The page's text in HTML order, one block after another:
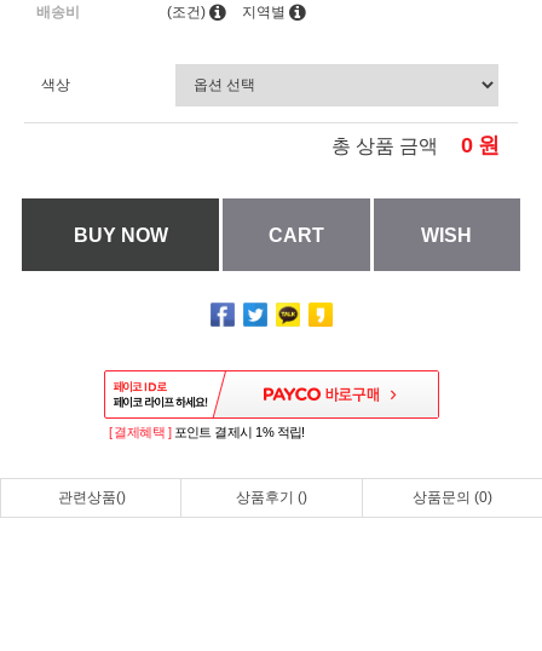
배송비 (조건) 지역별
색상
총 상품 금액 0 원
BUY NOW CART WISH
[ 결제혜택 ] 포인트 결제시 1% 적립!
관련상품() 상품후기 () 상품문의 (0)